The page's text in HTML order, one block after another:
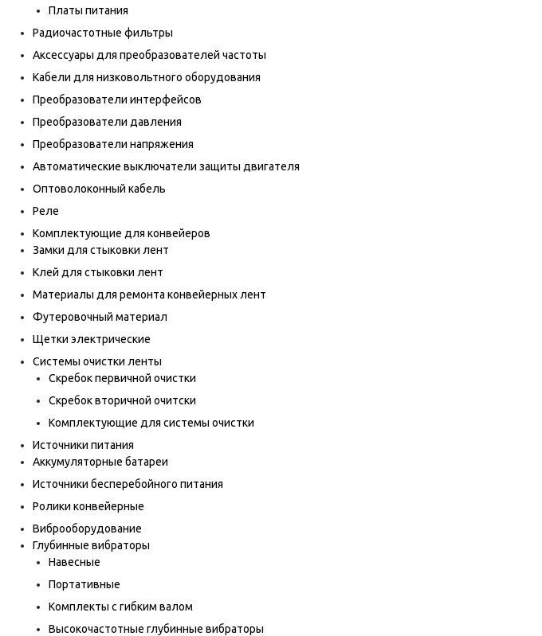
Платы питания
Радиочастотные фильтры
Аксессуары для преобразователей частоты
Кабели для низковольтного оборудования
Преобразователи интерфейсов
Преобразователи давления
Преобразователи напряжения
Автоматические выключатели защиты двигателя
Оптоволоконный кабель
Реле
Комплектующие для конвейеров
Замки для стыковки лент
Клей для стыковки лент
Материалы для ремонта конвейерных лент
Футеровочный материал
Щетки электрические
Системы очистки ленты
Скребок первичной очистки
Скребок вторичной очитски
Комплектующие для системы очистки
Источники питания
Аккумуляторные батареи
Источники бесперебойного питания
Ролики конвейерные
Виброоборудование
Глубинные вибраторы
Навесные
Портативные
Комплекты с гибким валом
Высокочастотные глубинные вибраторы